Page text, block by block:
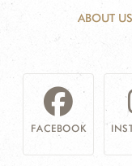
ABOUT US
FACEBOOK